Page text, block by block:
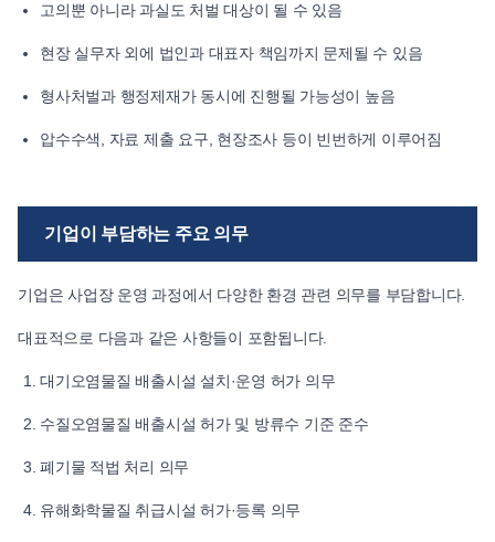
고의뿐 아니라 과실도 처벌 대상이 될 수 있음
현장 실무자 외에 법인과 대표자 책임까지 문제될 수 있음
형사처벌과 행정제재가 동시에 진행될 가능성이 높음
압수수색, 자료 제출 요구, 현장조사 등이 빈번하게 이루어짐
기업이 부담하는 주요 의무
기업은 사업장 운영 과정에서 다양한 환경 관련 의무를 부담합니다.
대표적으로 다음과 같은 사항들이 포함됩니다.
대기오염물질 배출시설 설치·운영 허가 의무
수질오염물질 배출시설 허가 및 방류수 기준 준수
폐기물 적법 처리 의무
유해화학물질 취급시설 허가·등록 의무